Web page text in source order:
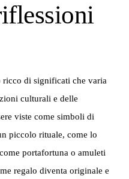
ricco di significati che varia
culturali e delle
viste come simboli di
piccolo rituale, come lo
portafortuna o amuleti
regalo diventa originale e